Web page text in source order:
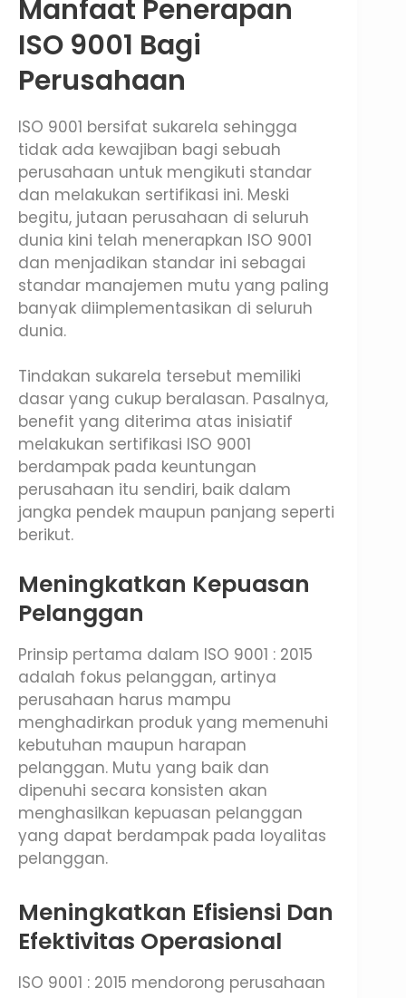
Manfaat Penerapan
ISO 9001 Bagi
Perusahaan
ISO 9001 bersifat sukarela sehingga
tidak ada kewajiban bagi sebuah
perusahaan untuk mengikuti standar
dan melakukan sertifikasi ini. Meski
begitu, jutaan perusahaan di seluruh
dunia kini telah menerapkan ISO 9001
dan menjadikan standar ini sebagai
standar manajemen mutu yang paling
banyak diimplementasikan di seluruh
dunia.
Tindakan sukarela tersebut memiliki
dasar yang cukup beralasan. Pasalnya,
benefit yang diterima atas inisiatif
melakukan sertifikasi ISO 9001
berdampak pada keuntungan
perusahaan itu sendiri, baik dalam
jangka pendek maupun panjang seperti
berikut.
Meningkatkan Kepuasan
Pelanggan
Prinsip pertama dalam ISO 9001 : 2015
adalah fokus pelanggan, artinya
perusahaan harus mampu
menghadirkan produk yang memenuhi
kebutuhan maupun harapan
pelanggan. Mutu yang baik dan
dipenuhi secara konsisten akan
menghasilkan kepuasan pelanggan
yang dapat berdampak pada loyalitas
pelanggan.
Meningkatkan Efisiensi Dan
Efektivitas Operasional
ISO 9001 : 2015 mendorong perusahaan